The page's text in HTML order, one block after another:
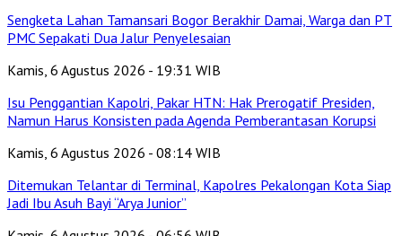
Sengketa Lahan Tamansari Bogor Berakhir Damai, Warga dan PT
PMC Sepakati Dua Jalur Penyelesaian
Kamis, 6 Agustus 2026 - 19:31 WIB
Isu Penggantian Kapolri, Pakar HTN: Hak Prerogatif Presiden,
Namun Harus Konsisten pada Agenda Pemberantasan Korupsi
Kamis, 6 Agustus 2026 - 08:14 WIB
Ditemukan Telantar di Terminal, Kapolres Pekalongan Kota Siap
Jadi Ibu Asuh Bayi “Arya Junior”